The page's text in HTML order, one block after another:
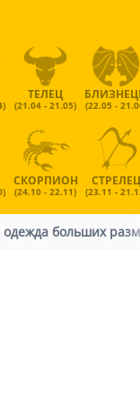
ТЕЛЕЦ
(21.04 - 21.05) (22.05 -
СКОРПИОН
(24.10 - 22.11)
СТРЕЛЕЦ
(23.11 -
одежда больших